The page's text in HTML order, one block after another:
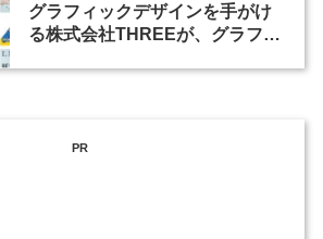
グラフィックデザインを手がけ
る株式会社THREEが、グラフィ
PR